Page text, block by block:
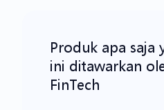
Produk apa saja
ini ditawarkan
FinTech